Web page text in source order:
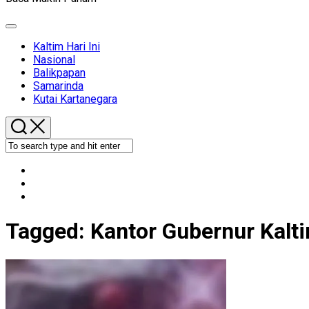
Expand
Kaltim Hari Ini
Nasional
Balikpapan
Samarinda
Kutai Kartanegara
Tagged: Kantor Gubernur